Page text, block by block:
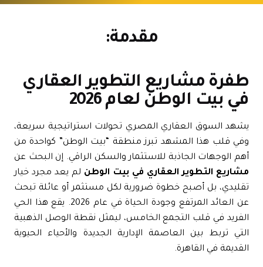
مقدمة:
مشاريع التطوير العقاري
بيت الوطن لعام 2026
السوق العقاري المصري تحولات استراتيجية سريعة،
قلب هذا المشهد تبرز منطقة “بيت الوطن” كواحدة من
الوجهات الجاذبة للاستثمار والسكن الراقي. إن البحث عن
التطوير العقاري في بيت الوطنلم يعد مجرد خيار
بل أصبح خطوة ضرورية لكل مستثمر أو عائلة تبحث
عن العائد المرتفع وجودة الحياة في عام 2026. يقع هذا الحي
في قلبالتجمع الخامس، ليمثل نقطة الوصل الذهبية
تربط بين العاصمة الإدارية الجديدةوالأحياء الحيوية
في القاهرة.